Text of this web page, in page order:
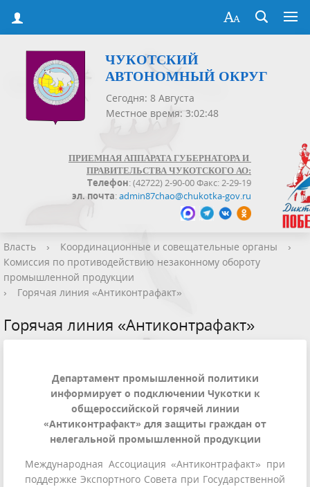
ЧУКОТСКИЙ
АВТОНОМНЫЙ ОКРУГ
Сегодня: 8 Августа
Местное время: 3:02:49
ПРИЕМНАЯ АППАРАТА ГУБЕРНАТОРА И
ПРАВИТЕЛЬСТВА ЧУКОТСКОГО АО:
Телефон: (42722) 2-90-00 Факс: 2-29-19
эл. почта:admin87chao@chukotka-gov.ru
Власть › Координационные и совещательные органы
›
Комиссия по противодействию незаконному обороту
промышленной продукции
›
Горячая линия «Антиконтрафакт»
Горячая линия «Антиконтрафакт»
Департамент промышленной политики
информирует о подключении Чукотки к
общероссийской горячей линии
«Антиконтрафакт» для защиты граждан от
нелегальной промышленной продукции
Международная Ассоциация «Антиконтрафакт» при
поддержке Экспортного Совета при Государственной